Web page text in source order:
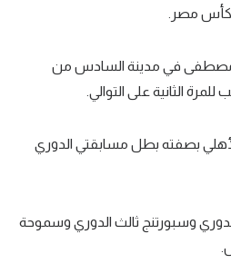
مصر.
مصطفى في مدينة السادس من
الثانية على التوالي.
بصفته بطل مسابقتي الدوري
وسبورتنج ثالث الدوري وسموحة